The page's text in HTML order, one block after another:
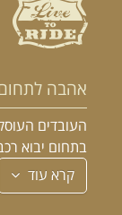
אהבה
העובדים
בתחום יבוא
קרא עוד